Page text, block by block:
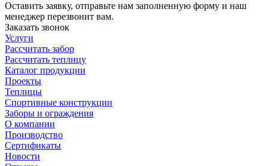
Оставить заявку, отправьте нам заполненную форму и наш
менеджер перезвонит вам.
Заказать звонок
Услуги
Рассчитать забор
Рассчитать теплицу
Каталог продукции
Проекты
Теплицы
Спортивные конструкции
Заборы и ограждения
О компании
Производство
Сертификаты
Новости